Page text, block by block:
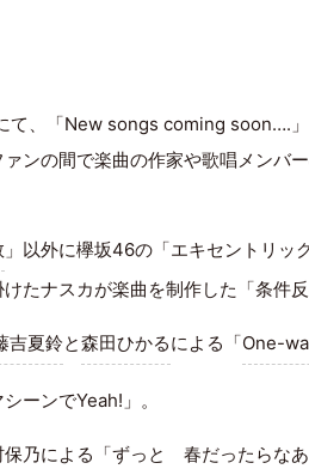
て、「New songs coming soon….
ンの間で楽曲の作家や歌唱メンバ
」以外に欅坂46の「エキセントリッ
たナスカが楽曲を制作した「条件反
吉夏鈴と森田ひかるによる「One-
ーンでYeah!」。
保乃による「ずっと 春だったらなあ